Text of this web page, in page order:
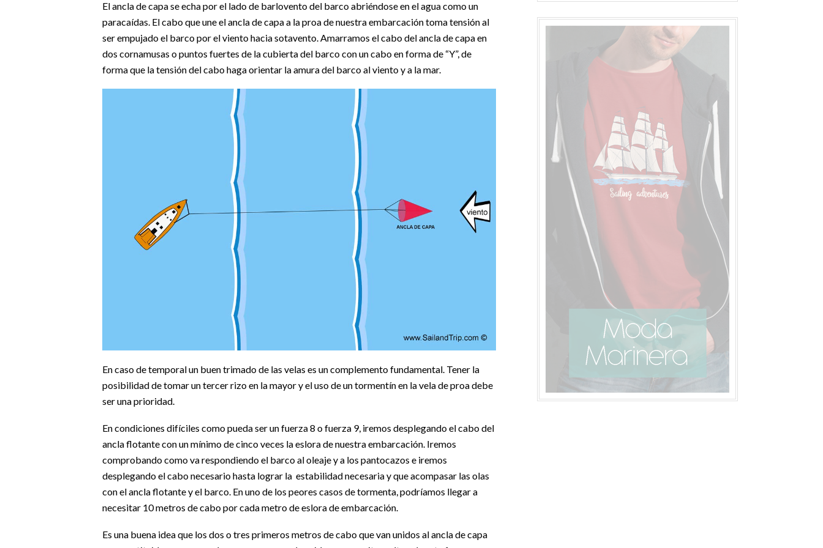
El ancla de capa se echa por el lado de barlovento del barco abriéndose en el agua como un
paracaídas. El cabo que une el ancla de capa a la proa de nuestra embarcación toma tensión al
ser empujado el barco por el viento hacia sotavento. Amarramos el cabo del ancla de capa en
dos cornamusas o puntos fuertes de la cubierta del barco con un cabo en forma de “Y”, de
forma que la tensión del cabo haga orientar la amura del barco al viento y a la mar.
En caso de temporal un buen trimado de las velas es un complemento fundamental. Tener la
posibilidad de tomar un tercer rizo en la mayor y el uso de un tormentín en la vela de proa debe
ser una prioridad.
En condiciones difíciles como pueda ser un fuerza 8 o fuerza 9, iremos desplegando el cabo del
ancla flotante con un mínimo de cinco veces la eslora de nuestra embarcación. Iremos
comprobando como va respondiendo el barco al oleaje y a los pantocazos e iremos
desplegando el cabo necesario hasta lograr la estabilidad necesaria y que acompasar las olas
con el ancla flotante y el barco. En uno de los peores casos de tormenta, podríamos llegar a
necesitar 10 metros de cabo por cada metro de eslora de embarcación.
Es una buena idea que los dos o tres primeros metros de cabo que van unidos al ancla de capa